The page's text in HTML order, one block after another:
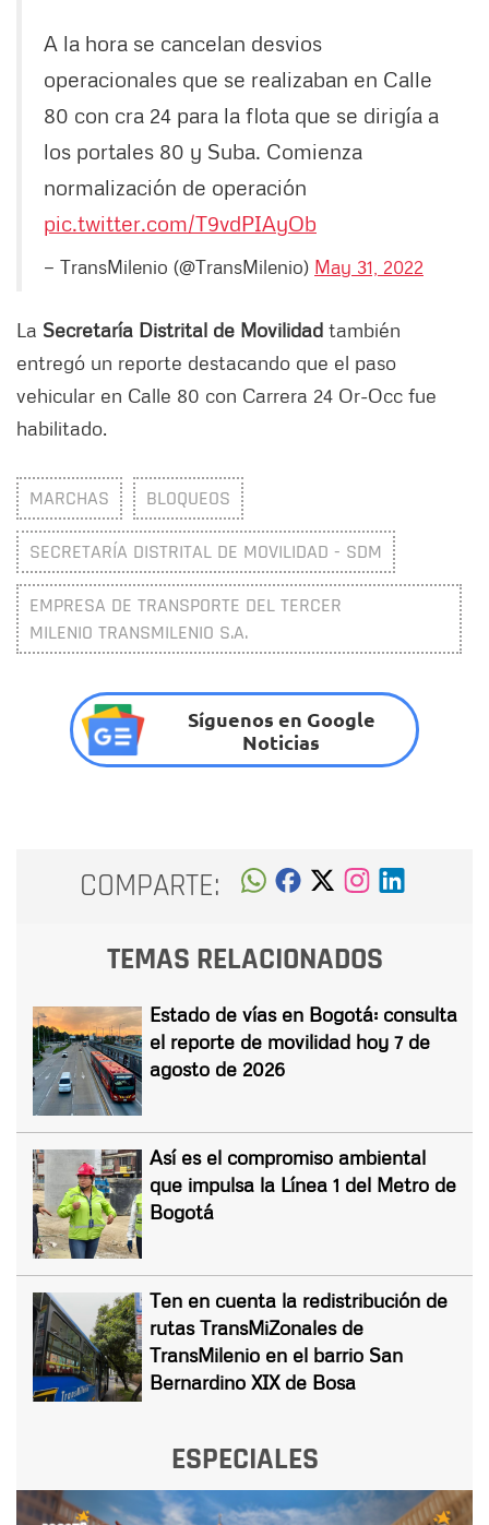
A la hora se cancelan desvios
operacionales que se realizaban en Calle
80 con cra 24 para la flota que se dirigía a
los portales 80 y Suba. Comienza
normalización de operación
pic.twitter.com/T9vdPIAyOb
— TransMilenio (@TransMilenio) May 31, 2022
La Secretaría Distrital de Movilidad también
entregó un reporte destacando que el paso
vehicular en Calle 80 con Carrera 24 Or-Occ fue
habilitado.
MARCHAS BLOQUEOS
SECRETARÍA DISTRITAL DE MOVILIDAD - SDM
EMPRESA DE TRANSPORTE DEL TERCER
MILENIO TRANSMILENIO S.A.
Síguenos en Google
Noticias
COMPARTE:
TEMAS RELACIONADOS
Estado de vías en Bogotá: consulta
el reporte de movilidad hoy 7 de
agosto de 2026
Así es el compromiso ambiental
que impulsa la Línea 1 del Metro de
Bogotá
Ten en cuenta la redistribución de
rutas TransMiZonales de
TransMilenio en el barrio San
Bernardino XIX de Bosa
ESPECIALES